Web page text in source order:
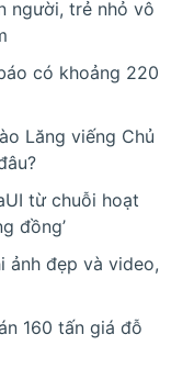
người, trẻ nhỏ vô
có khoảng 220
Lăng viếng Chủ
từ chuỗi hoạt
đồng’
ảnh đẹp và video,
160 tấn giá đỗ